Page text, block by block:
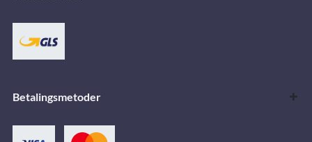
Betalingsmetoder